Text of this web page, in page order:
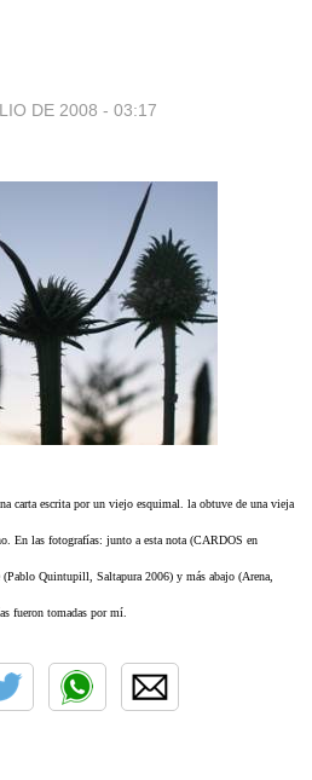
DE 2008 - 03:17
carta escrita por un viejo esquimal. la obtuve de una vieja
En las fotografías: junto a esta nota (CARDOS en
Quintupill, Saltapura 2006) y más abajo (Arena,
fueron tomadas por mí.